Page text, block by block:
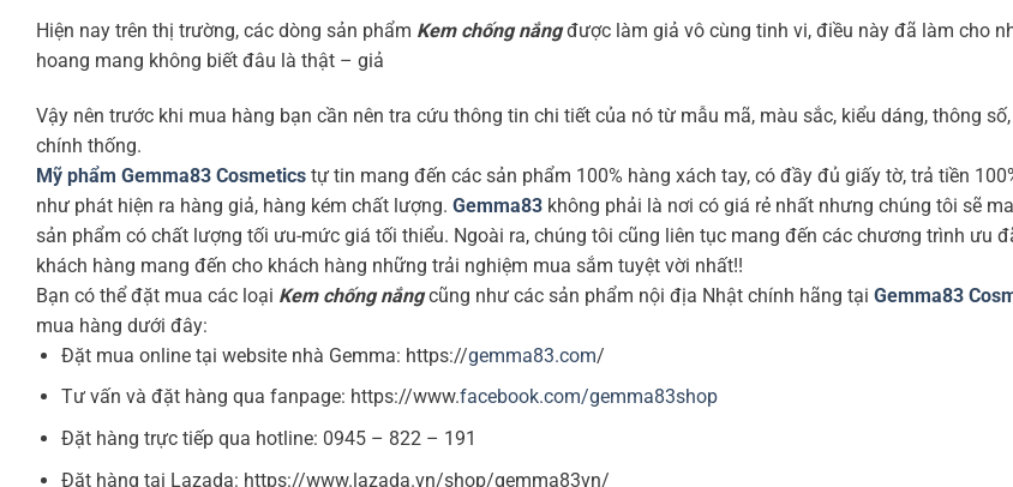
Hiện nay trên thị trường, các dòng sản phẩm Kem chống nắngđược làm giả vô cùng tinh vi, điều này đã làm cho
hoang mang không biết đâu là thật – giả
Vậy nên trước khi mua hàng bạn cần nên tra cứu thông tin chi tiết của nó từ mẫu mã, màu sắc, kiểu dáng, thông
chính thống.
Mỹ phẩm Gemma83 Cosmetics tự tin mang đến các sản phẩm 100% hàng xách tay, có đầy đủ giấy tờ, trả tiền
như phát hiện ra hàng giả, hàng kém chất lượng. Gemma83 không phải là nơi có giá rẻ nhất nhưng chúng tôi sẽ
sản phẩm có chất lượng tối ưu-mức giá tối thiểu. Ngoài ra, chúng tôi cũng liên tục mang đến các chương trình ưu
khách hàng mang đến cho khách hàng những trải nghiệm mua sắm tuyệt vời nhất!!
Bạn có thể đặt mua các loại Kem chống nắngcũng như các sản phẩm nội địa Nhật chính hãng tại Gemma83
mua hàng dưới đây:
Đặt mua online tại website nhà Gemma: https://gemma83.com/
Tư vấn và đặt hàng qua fanpage: https://www.facebook.com/gemma83shop
Đặt hàng trực tiếp qua hotline: 0945 – 822 – 191
Đặt hàng tại Lazada: https://www.lazada.vn/shop/gemma83vn/